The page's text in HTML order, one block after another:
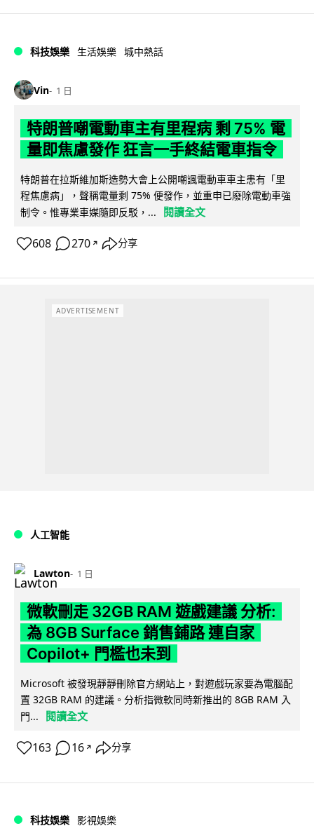
科技娛樂 生活娛樂 城中熱話
Vin 1 日
特朗普嘲電動車主有里程病 剩 75% 電
量即焦慮發作 狂言一手終結電車指令
特朗普在拉斯維加斯造勢大會上公開嘲諷電動車車主患有「里
程焦慮病」，聲稱電量剩 75% 便發作，並重申已廢除電動車強
制令。惟專業車媒隨即反駁，...
閱讀全文
608 270 ↗ 分享
ADVERTISEMENT
人工智能
Lawton 1 日
微軟刪走 32GB RAM 遊戲建議 分析:
為 8GB Surface 銷售鋪路 連自家
Copilot+ 門檻也未到
Microsoft 被發現靜靜刪除官方網站上，對遊戲玩家要為電腦配
置 32GB RAM 的建議。分析指微軟同時新推出的 8GB RAM 入
門...
閱讀全文
163 16 ↗ 分享
科技娛樂 影視娛樂